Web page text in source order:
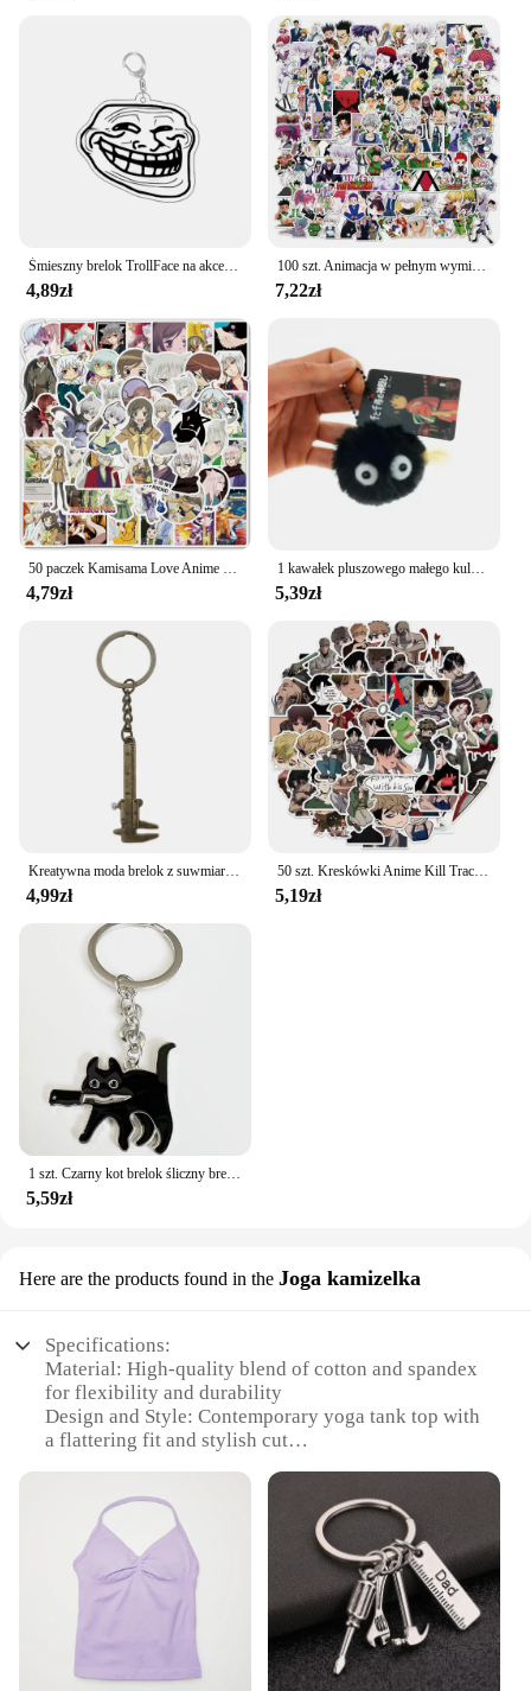
Śmieszny brelok TrollFace na akcesoria torba NoMeGusta Rage twarz na zawszeAlone wisiorek breloczek pierścień brelok biżuteria fani prezenty
4,89zł
100 szt. Animacja w pełnym wymiarze czasu Hunter Graffiti wodoodporna naklejka walizka Notebook lodówka pudełko na artykuły biurowe kask naklejki
7,22zł
50 paczek Kamisama Love Anime Manga naklejki prezent Graffiti Diy Diy Diy deskorolka Laptop Ipad naklejki wodoodporne
4,79zł
1 kawałek pluszowego małego kulki miałowe breloczka Qianyuan Qianxun nadaje się do Hayao Miyazaki fani anime plecaka charms courtya
5,39zł
Kreatywna moda brelok z suwmiarką z noniuszem dla mężczyzny kobieta biżuteria akcesoria prezent na boże narodzenie przenośny gadżet model narzędzie brelok
4,99zł
50 szt. Kreskówki Anime Kill Tracker Graffiti wodoodporna naklejka kreatywny modny lodówkę deskorolkę kask gitarowy naklejka dekoracyjna
5,19zł
1 szt. Czarny kot brelok śliczny brelok Kawaii
5,59zł
Here are the products found in the Joga kamizelka
Specifications:
Material: High-quality blend of cotton and spandex
for flexibility and durability
Design and Style: Contemporary yoga tank top with
a flattering fit and stylish cut
Typical Adaptive Scenario: Suitable for various
workout routines and body types
Shape or Size or Weight or Quantity: Available in
multiple sizes to accommodate a wide range of body
Performance and Property: Breathable fabric
ensures comfort during intense physical activities